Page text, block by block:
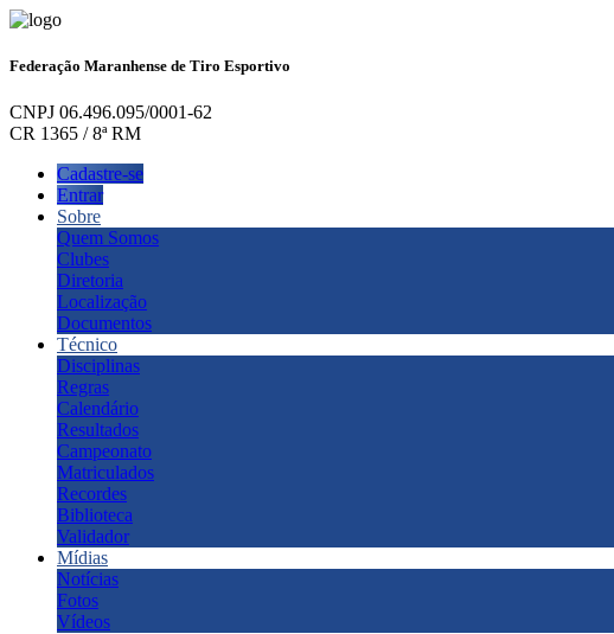
Federação Maranhense de Tiro Esportivo
CNPJ 06.496.095/0001-62
CR 1365 / 8ª RM
Cadastre-se
Entrar
Sobre
Quem Somos
Clubes
Diretoria
Localização
Documentos
Técnico
Disciplinas
Regras
Calendário
Resultados
Campeonato
Matriculados
Recordes
Biblioteca
Validador
Mídias
Notícias
Fotos
Vídeos